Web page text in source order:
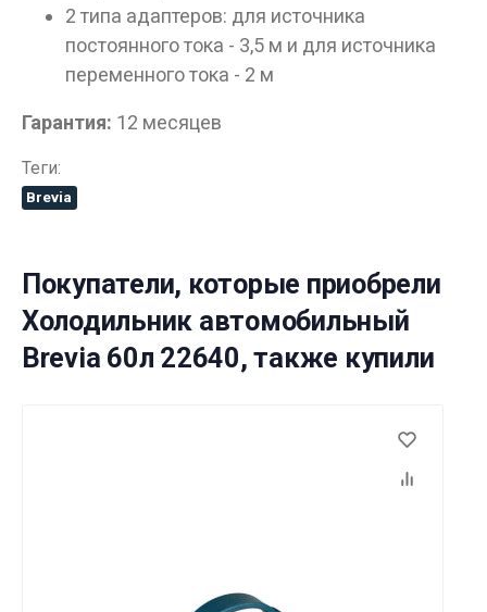
2 типа адаптеров: для источника
постоянного тока - 3,5 м и для источника
переменного тока - 2 м
Гарантия: 12 месяцев
Теги:
Brevia
Покупатели, которые приобрели
Холодильник автомобильный
Brevia 60л 22640, также купили